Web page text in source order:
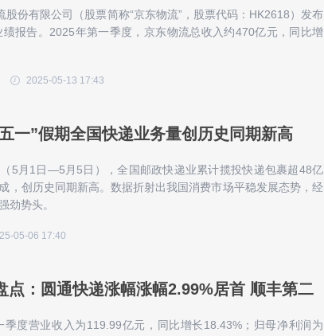
股份有限公司（股票简称“京东物流”，股票代码：HK2618）发布
报告。2025年第一季度，京东物流总收入约470亿元，同比增
2025-05-13 17:43
一”假期全国快递业务量创历史同期新高
（5月1日—5月5日），全国邮政快递业累计揽投快递包裹超48亿
，创历史同期新高。数据折射出我国消费市场平稳发展态势，经
劲势头。
05-06 17:40
点：圆通快递涨幅涨幅2.99%居首 顺丰第二
季度营业收入为119.99亿元，同比增长18.43%；归母净利润为